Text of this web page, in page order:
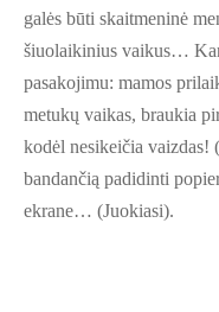
galės būti skaitmeninė
šiuolaikinius vaikus…
pasakojimu: mamos
metukų vaikas, braukia
kodėl nesikeičia vaizdas!
bandančią padidinti
ekrane… (Juokiasi).